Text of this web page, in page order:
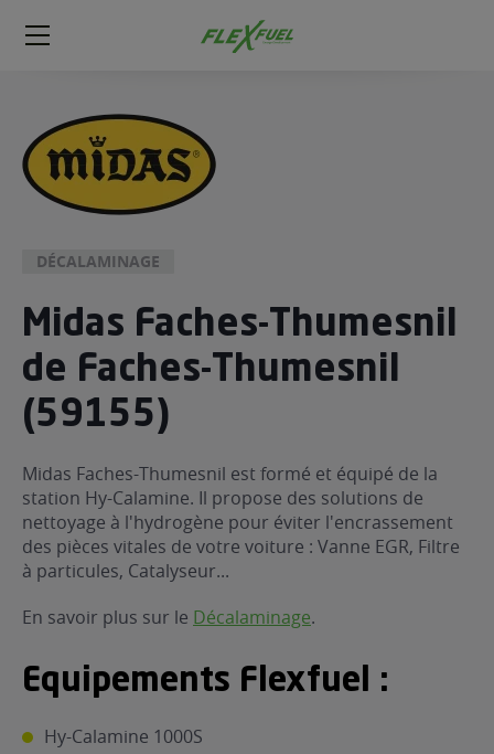
FlexFuel
Méga
le Décalaminage
?
gratuit
du carburant avec
le Superéthanol
?
de mon
garagiste
DÉCALAMINAGE
Midas Faches-Thumesnil
de Faches-Thumesnil
(59155)
Midas Faches-Thumesnil est formé et équipé de la
station Hy-Calamine. Il propose des solutions de
nettoyage à l'hydrogène pour éviter l'encrassement
des pièces vitales de votre voiture : Vanne EGR, Filtre
à particules, Catalyseur...
En savoir plus sur le Décalaminage.
Equipements Flexfuel :
Hy-Calamine 1000S